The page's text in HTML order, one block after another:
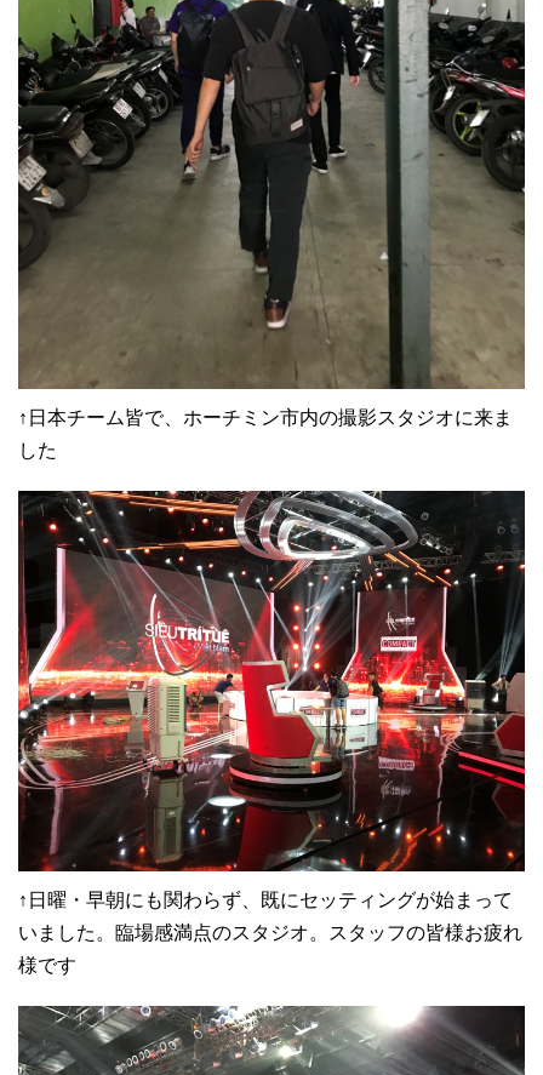
↑日本チーム皆で、ホーチミン市内の撮影スタジオに来ま
した
↑日曜・早朝にも関わらず、既にセッティングが始まって
いました。臨場感満点のスタジオ。スタッフの皆様お疲れ
様です